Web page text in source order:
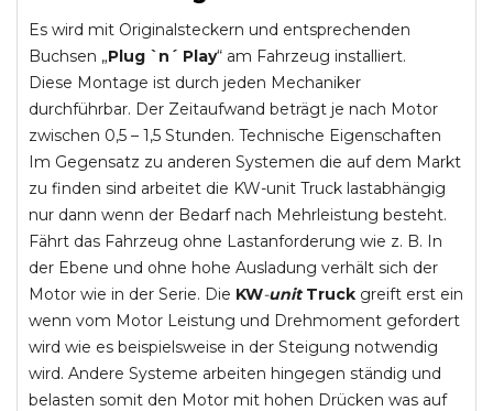
Es wird mit Originalsteckern und entsprechenden
Buchsen „Plug `n´ Play“ am Fahrzeug installiert.
Diese Montage ist durch jeden Mechaniker
durchführbar. Der Zeitaufwand beträgt je nach Motor
zwischen 0,5 – 1,5 Stunden. Technische Eigenschaften
Im Gegensatz zu anderen Systemen die auf dem Markt
zu finden sind arbeitet die KW-unit Truck lastabhängig
nur dann wenn der Bedarf nach Mehrleistung besteht.
Fährt das Fahrzeug ohne Lastanforderung wie z. B. In
der Ebene und ohne hohe Ausladung verhält sich der
Motor wie in der Serie. Die KW-unit Truck greift erst ein
wenn vom Motor Leistung und Drehmoment gefordert
wird wie es beispielsweise in der Steigung notwendig
wird. Andere Systeme arbeiten hingegen ständig und
belasten somit den Motor mit hohen Drücken was auf